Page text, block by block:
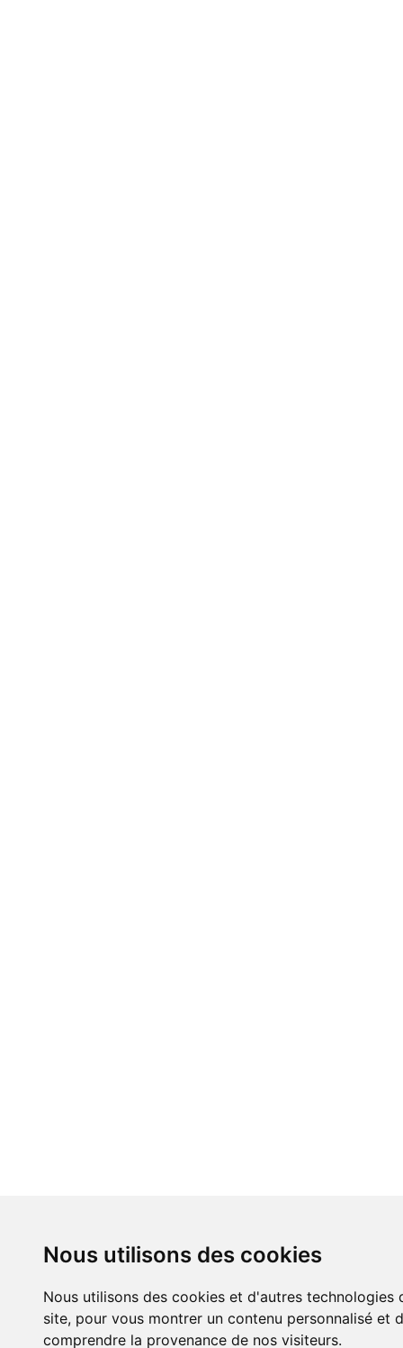
Nous utilisons des cookies
Nous utilisons des cookies et d'autres
site, pour vous montrer un contenu personnalisé
comprendre la provenance de nos visiteurs.